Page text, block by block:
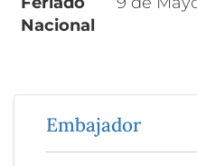
Nacional
Embajador